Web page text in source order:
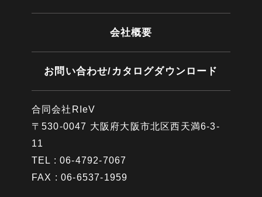
会社概要
お問い合わせ/カタログダウンロード
合同会社RIeV
〒530-0047 大阪府大阪市北区西天満6-3-
11
TEL : 06-4792-7067
FAX : 06-6537-1959